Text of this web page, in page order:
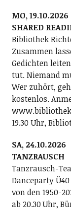
MO, 19.10.2026
SHARED
Bibliothek
Zusammen
Gedichten
tut. Niemand
Wer zuhört,
kostenlos.
19.30 Uhr,
SA, 24.10.2026
TANZRAUSCH
Tanzrausch-
Danceparty
von den 1950-
ab 20.30 Uhr,